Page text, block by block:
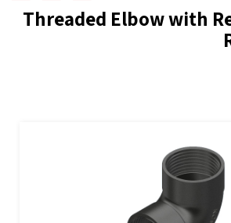
90° Threaded Elbow with